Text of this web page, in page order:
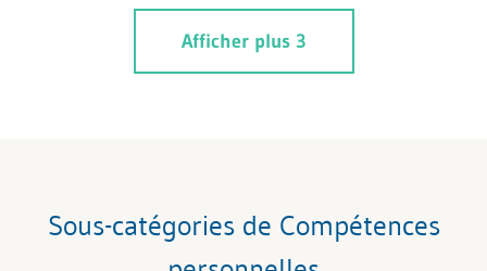
compétence essentielle. L’épuisement s’installe
souvent de manière discrète et progressive. Il est
fréquemment interprété comme une question de
nécessite une réflexion dépassant largement la seule
Afficher plus 3
Sous-catégories de Compétences